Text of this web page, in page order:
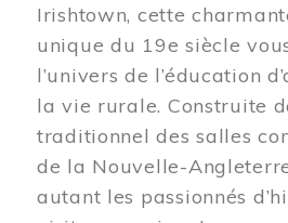
Irishtown, cette
unique du 19e siècle
l’univers de l’éducation
la vie rurale. Construite
traditionnel des salles
de la Nouvelle-
autant les passionnés